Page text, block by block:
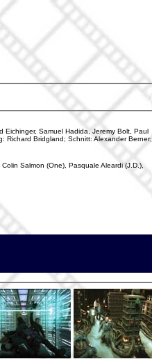
Eichinger, Samuel Hadida, Jeremy Bolt, Paul
Richard Bridgland; Schnitt: Alexander Berner;
Salmon (One), Pasquale Aleardi (J.D.),